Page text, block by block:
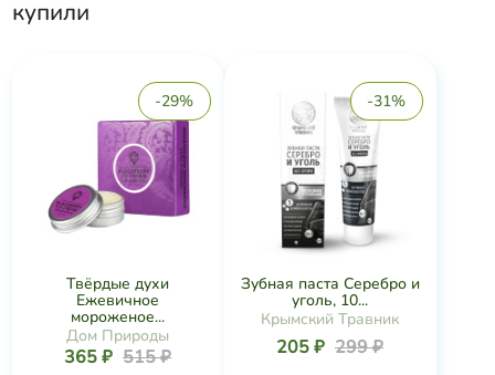
купили
-29%
Твёрдые духи
Ежевичное
мороженое...
Дом Природы
365 ₽ 515 ₽
-31%
Зубная паста Серебро и
уголь, 10...
Крымский Травник
205 ₽ 299 ₽